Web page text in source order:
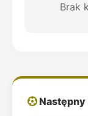
Brak
Następny